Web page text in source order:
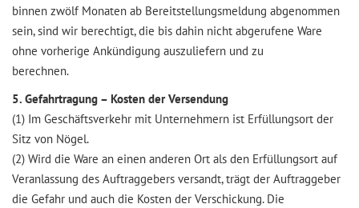
binnen zwölf Monaten ab Bereitstellungsmeldung abgenommen
sein, sind wir berechtigt, die bis dahin nicht abgerufene Ware
ohne vorherige Ankündigung auszuliefern und zu
berechnen.
5. Gefahrtragung – Kosten der Versendung
(1) Im Geschäftsverkehr mit Unternehmern ist Erfüllungsort der
Sitz von Nögel.
(2) Wird die Ware an einen anderen Ort als den Erfüllungsort auf
Veranlassung des Auftraggebers versandt, trägt der Auftraggeber
die Gefahr und auch die Kosten der Verschickung. Die